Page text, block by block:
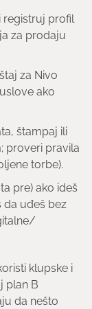
registruj profil
za prodaju
za Nivo
ako
štampaj ili
proveri pravila
torbe).
pre) ako ideš
da uđeš bez
klupske i
plan B
da nešto